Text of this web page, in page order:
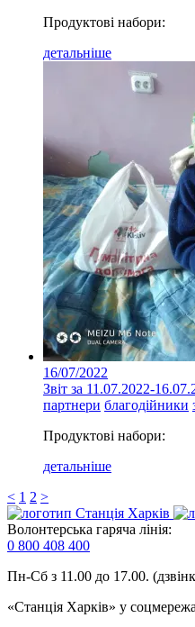
Продуктові набори:
детальніше
16/07/2022
Звіт за 11.07.2022-
партнери благодійники
Продуктові набори:
детальніше
< 1 2 >
Волонтерська гаряча лінія:
0 800 408 400
Пн-Сб з 11.00 до 17.00.
«Станція Харків» у